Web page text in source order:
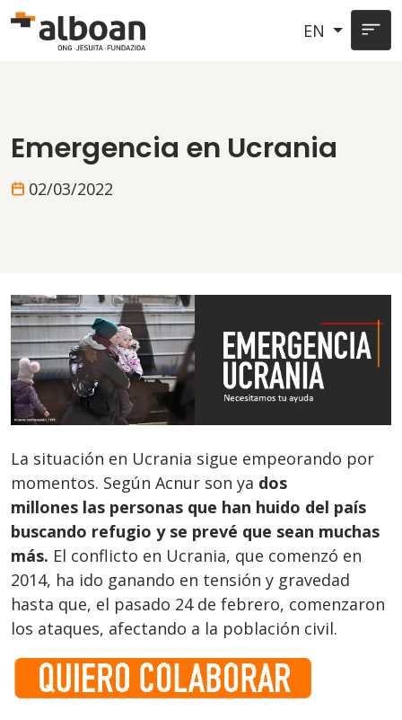
Skip to main content
EN
Emergencia en Ucrania
02/03/2022
La situación en Ucrania sigue empeorando por
momentos. Según Acnur son ya dos
millones las personas que han huido del país
buscando refugio y se prevé que sean muchas
más. El conflicto en Ucrania, que comenzó en
2014, ha ido ganando en tensión y gravedad
hasta que, el pasado 24 de febrero, comenzaron
los ataques, afectando a la población civil.